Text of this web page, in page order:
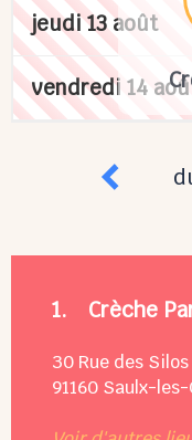
jeudi 13 août
vendredi 14
1. Crèche
30 Rue des Silos
91160 Saulx-